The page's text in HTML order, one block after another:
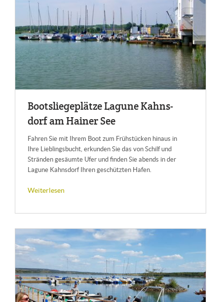
Boots­lie­ge­plät­ze La­gu­ne Kahns­
dorf am Hai­ner See
Fahren Sie mit Ihrem Boot zum Frühstücken hinaus in
Ihre Lieblingsbucht, erkunden Sie das von Schilf und
Stränden gesäumte Ufer und finden Sie abends in der
Lagune Kahnsdorf Ihren geschützten Hafen.
Weiterlesen